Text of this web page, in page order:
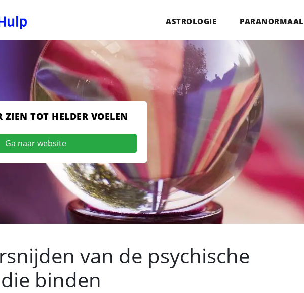
ASTROLOGIE PARANORMAAL
ZIEN TOT HELDER VOELEN
Ga naar website
van de psychische
binden